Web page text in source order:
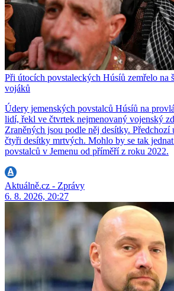
Při útocích povstaleckých Húsíů zemřelo na
vojáků
Údery jemenských povstalců Húsíů na
lidí, řekl ve čtvrtek nejmenovaný vojenský
Zraněných jsou podle něj desítky. Předchozí
čtyři desítky mrtvých. Mohlo by se tak
povstalců v Jemenu od příměří z roku 2022.
Aktuálně.cz - Zprávy
6. 8. 2026, 20:27